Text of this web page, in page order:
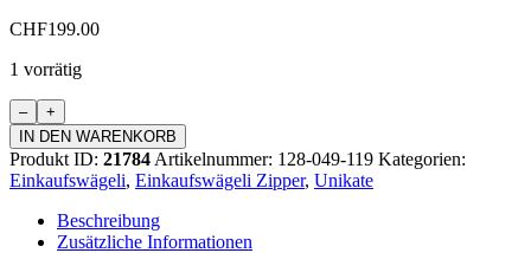
CHF199.00
1 vorrätig
Einkaufswagen
Zipper
Menge
IN DEN WARENKORB
Produkt ID: 21784 Artikelnummer: 128-049-119 Kategorien:
Einkaufswägeli, Einkaufswägeli Zipper, Unikate
Beschreibung
Zusätzliche Informationen